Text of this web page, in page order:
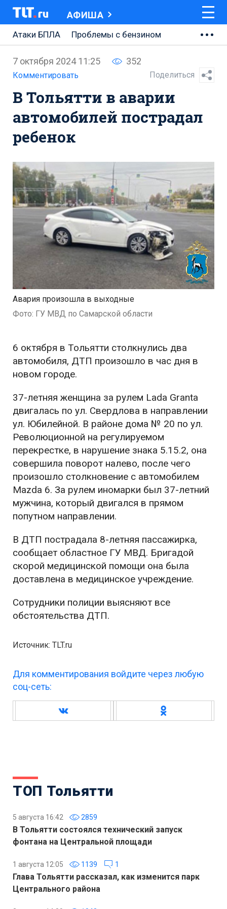
АФИША
Атаки БПЛА
Проблемы с бензином
АВТОВАЗ
Ремонт Центральной площади
Ремонт Обводного шоссе
Набережная Тольятти
Неделя Тольятти
7 октября 2024 11:25 352
Комментировать Поделиться
В Тольятти в аварии
автомобилей пострадал
ребенок
Авария произошла в выходные
Фото: ГУ МВД по Самарской области
6 октября в Тольятти столкнулись два
автомобиля, ДТП произошло в час дня в
новом городе.
37-летняя женщина за рулем Lada Granta
двигалась по ул. Свердлова в направлении
ул. Юбилейной. В районе дома № 20 по ул.
Революционной на регулируемом
перекрестке, в нарушение знака 5.15.2, она
совершила поворот налево, после чего
произошло столкновение с автомобилем
Mazda 6. За рулем иномарки был 37-летний
мужчина, который двигался в прямом
попутном направлении.
В ДТП пострадала 8-летняя пассажирка,
сообщает областное ГУ МВД. Бригадой
скорой медицинской помощи она была
доставлена в медицинское учреждение.
Сотрудники полиции выясняют все
обстоятельства ДТП.
Источник: TLT.ru
Для комментирования войдите через любую
соц-сеть:
ТОП Тольятти
5 августа 16:42 2859
В Тольятти состоялся технический запуск
фонтана на Центральной площади
1 августа 12:05 1139 1
Глава Тольятти рассказал, как изменится парк
Центрального района